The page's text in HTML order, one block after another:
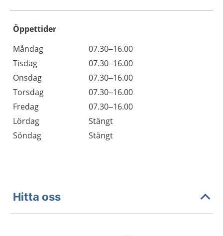
Öppettider
Dag
Öppettider
Kommentarer
Måndag
07.30–16.00
Tisdag
07.30–16.00
Onsdag
07.30–16.00
Torsdag
07.30–16.00
Fredag
07.30–16.00
Lördag
Stängt
Söndag
Stängt
Hitta oss